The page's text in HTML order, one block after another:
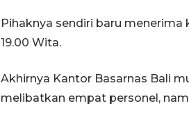
Pihaknya sendiri baru
19.00 Wita.
Akhirnya Kantor Basarnas Bali
melibatkan empat personel,